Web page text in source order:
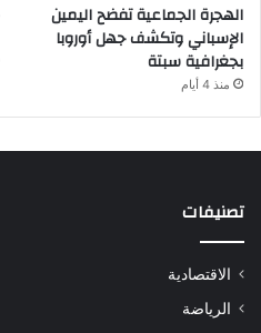
الهجرة الجماعية تفضح اليمين
الإسباني وتكشف جهل أوروبا
بجغرافية سبتة
منذ 4 أيام
تصنيفات
الاقتصادية
الرياضة